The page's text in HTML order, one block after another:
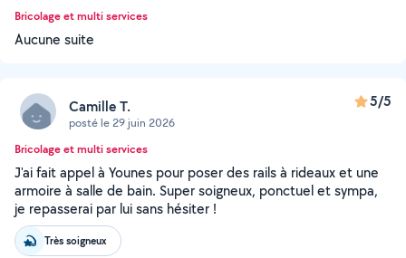
Bricolage et multi services
Aucune suite
Camille T.
posté le 29 juin 2026
5/5
Bricolage et multi services
J'ai fait appel à Younes pour poser des rails à rideaux et une
armoire à salle de bain. Super soigneux, ponctuel et sympa,
je repasserai par lui sans hésiter !
Très soigneux